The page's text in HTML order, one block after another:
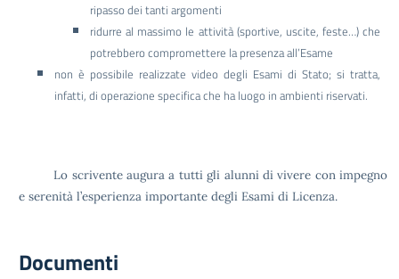
ripasso dei tanti argomenti
ridurre al massimo le attività (sportive, uscite, feste…) che
potrebbero compromettere la presenza all’Esame
non è possibile realizzate video degli Esami di Stato; si tratta,
infatti, di operazione specifica che ha luogo in ambienti riservati.
Lo scrivente augura a tutti gli alunni di vivere con impegno
e serenità l’esperienza importante degli Esami di Licenza.
Documenti